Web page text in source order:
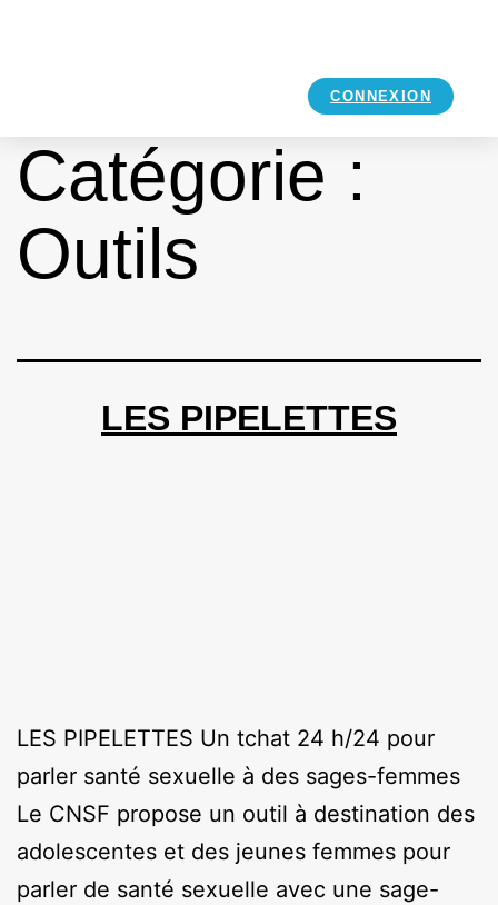
CONNEXION
Catégorie :
Outils
LES PIPELETTES
LES PIPELETTES Un tchat 24 h/24 pour
parler santé sexuelle à des sages-femmes
Le CNSF propose un outil à destination des
adolescentes et des jeunes femmes pour
parler de santé sexuelle avec une sage-